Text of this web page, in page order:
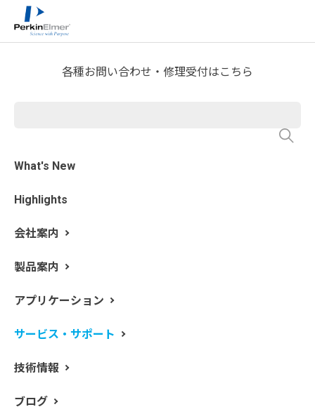
各種お問い合わせ・修理受付はこちら
What's New
Highlights
会社案内
製品案内
アプリケーション
サービス・サポート
技術情報
ブログ
ホーム
OneSource Laboratory Solutions
Lab Workflow Solutions
Compliance Services
ーション手順を遵守する必要があります。OneSource
性、一貫性、正確性を確保するために、プロジェクトお
ーション（CSV）サポートを提供します。OneSource の